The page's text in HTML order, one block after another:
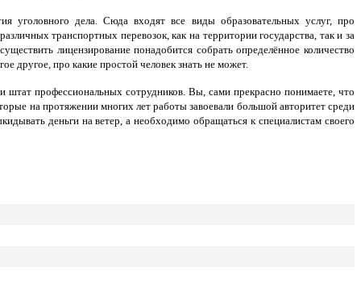
уголовного дела. Сюда входят все виды образовательных услуг, про
транспортных перевозок, как на территории государства, так и за
лицензирование понадобится собрать определённое количество
другое, про какие простой человек знать не может.
профессиональных сотрудников. Вы, сами прекрасно понимаете, что
на протяжении многих лет работы завоевали большой авторитет среди
деньги на ветер, а необходимо обращаться к специалистам своего